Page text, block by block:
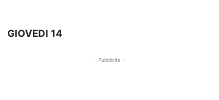
GIOVEDI 14
- Pubblicità -